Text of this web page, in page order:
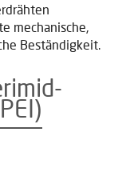
mechanische,
Beständigkeit.